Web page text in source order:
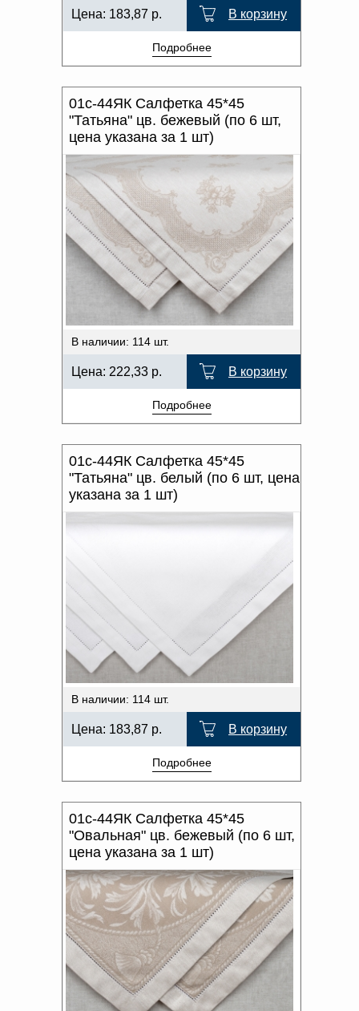
Цена: 183,87 р. В корзину
Подробнее
01с-44ЯК Салфетка 45*45
"Татьяна" цв. бежевый (по 6 шт,
цена указана за 1 шт)
В наличии: 114 шт.
Цена: 222,33 р. В корзину
Подробнее
01с-44ЯК Салфетка 45*45
"Татьяна" цв. белый (по 6 шт, цена
указана за 1 шт)
В наличии: 114 шт.
Цена: 183,87 р. В корзину
Подробнее
01с-44ЯК Салфетка 45*45
"Овальная" цв. бежевый (по 6 шт,
цена указана за 1 шт)